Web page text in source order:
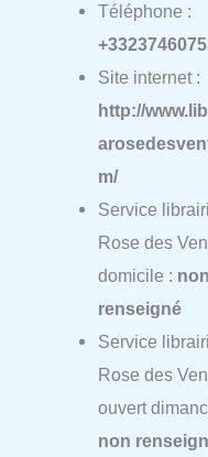
Téléphone :
Site internet :
http://
m/
Service
Rose des
domicile : non
renseigné
Service
Rose des
ouvert
non